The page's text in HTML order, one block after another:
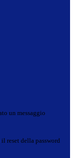
un messaggio
reset della password